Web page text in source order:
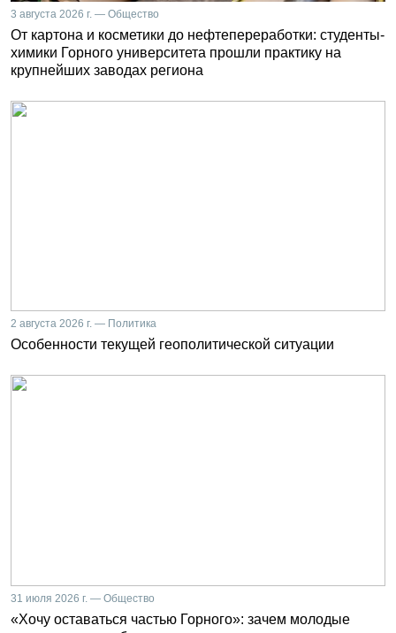
3 августа 2026 г. — Общество
От картона и косметики до нефтепереработки: студенты-
химики Горного университета прошли практику на
крупнейших заводах региона
2 августа 2026 г. — Политика
Особенности текущей геополитической ситуации
31 июля 2026 г. — Общество
«Хочу оставаться частью Горного»: зачем молодые